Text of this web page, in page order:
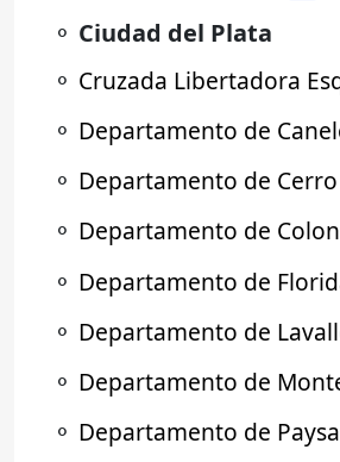
⚬ Ciudad del Plata
⚬ Cruzada Libertadora
⚬ Departamento de
⚬ Departamento de
⚬ Departamento de
⚬ Departamento de
⚬ Departamento de
⚬ Departamento de
⚬ Departamento de